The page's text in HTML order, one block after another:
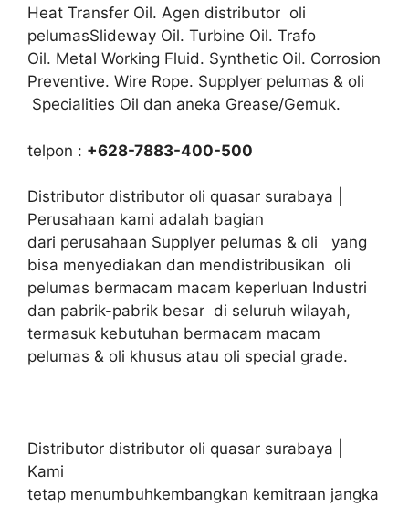
Heat Transfer Oil. Agen distributor oli
pelumasSlideway Oil. Turbine Oil. Trafo
Oil. Metal Working Fluid. Synthetic Oil. Corrosion
Preventive. Wire Rope. Supplyer pelumas & oli
Specialities Oil dan aneka Grease/Gemuk.
telpon : +628-7883-400-500
Distributor distributor oli quasar surabaya |
Perusahaan kami adalah bagian
dari perusahaan Supplyer pelumas & oli yang
bisa menyediakan dan mendistribusikan oli
pelumas bermacam macam keperluan Industri
dan pabrik-pabrik besar di seluruh wilayah,
termasuk kebutuhan bermacam macam
pelumas & oli khusus atau oli special grade.
Distributor distributor oli quasar surabaya |
Kami
tetap menumbuhkembangkan kemitraan jangka